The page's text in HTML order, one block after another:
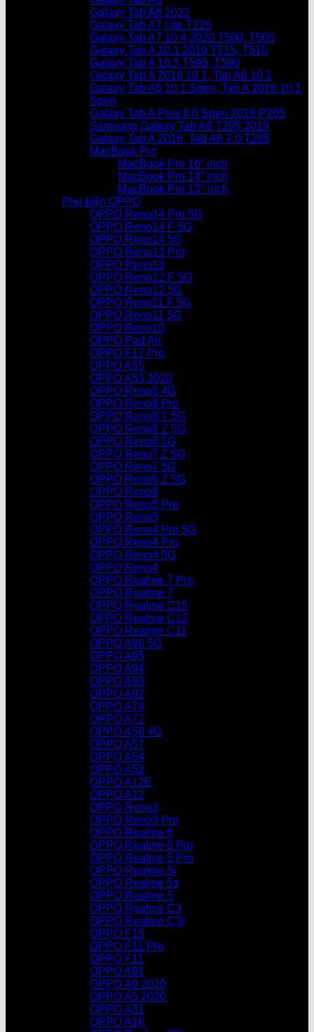
Galaxy Tab A8 2022
Galaxy Tab A7 Lite T225
Galaxy Tab A7 10.4 2020 T500, T505
Galaxy Tab A 10.1 2019 T515, T510
Galaxy Tab A 10.5 T595, T590
Galaxy Tab A 2016 10.1, Tab A6 10.1
Galaxy Tab A6 10.1 Spen, Tab A 2016 10.1
Spen
Galaxy Tab A Plus 8.0 Spen 2019 P205
Samsung Galaxy Tab A8 T295 2019
Galaxy Tab A 2016, Tab A6 7.0 T285
MacBook Pro
MacBook Pro 16” inch
MacBook Pro 14” inch
MacBook Pro 13″ inch
Phụ kiện OPPO
OPPO Reno14 Pro 5G
OPPO Reno14 F 5G
OPPO Reno14 5G
OPPO Reno13 Pro
OPPO Reno13
OPPO Reno12 F 5G
OPPO Reno12 5G
OPPO Reno11 F 5G
OPPO Reno11 5G
OPPO Reno10
OPPO Pad Air
OPPO F17 Pro
OPPO A55
OPPO A53 2020
OPPO Reno8 4G
OPPO Reno8 Pro
OPPO Reno8 T 5G
OPPO Reno8 Z 5G
OPPO Reno8 5G
OPPO Reno7 Z 5G
OPPO Reno7 5G
OPPO Reno6 Z 5G
OPPO Reno6
OPPO Reno5 Pro
OPPO Reno5
OPPO Reno4 Pro 5G
OPPO Reno4 Pro
OPPO Reno4 5G
OPPO Reno4
OPPO Realme 7 Pro
OPPO Realme 7
OPPO Realme C15
OPPO Realme C12
OPPO Realme C11
OPPO A96 5G
OPPO A95
OPPO A94
OPPO A93
OPPO A92
OPPO A74
OPPO A72
OPPO A58 4G
OPPO A57
OPPO A54
OPPO A52
OPPO A12E
OPPO A12
OPPO Reno3
OPPO Reno3 Pro
OPPO Realme 6
OPPO Realme 6 Pro
OPPO Realme 5 Pro
OPPO Realme 5i
OPPO Realme 5s
OPPO Realme 5
OPPO Realme C3
OPPO Realme C3i
OPPO F15
OPPO F11 Pro
OPPO F11
OPPO A91
OPPO A9 2020
OPPO A5 2020
OPPO A31
OPPO A1K